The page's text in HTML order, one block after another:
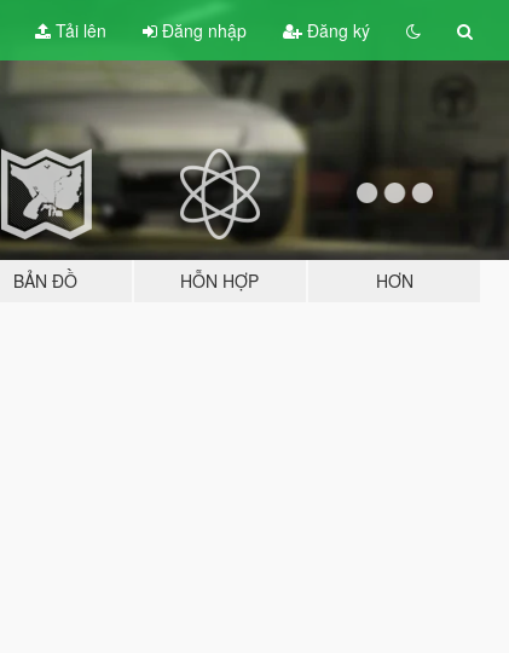
Tải lên Đăng nhập Đăng ký
BẢN ĐỒ HỖN HỢP HƠN